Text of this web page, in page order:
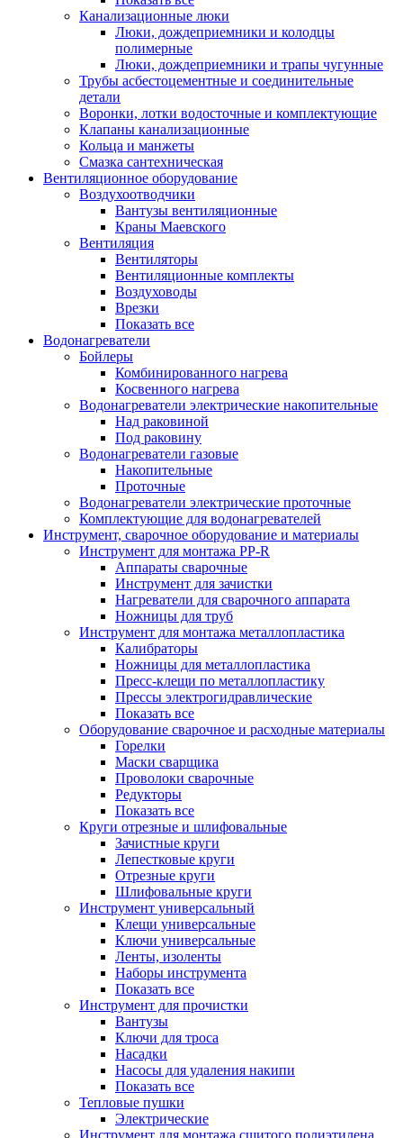
Канализационные люки
Люки, дождеприемники и колодцы
полимерные
Люки, дождеприемники и трапы чугунные
Трубы асбестоцементные и соединительные
детали
Воронки, лотки водосточные и комплектующие
Клапаны канализационные
Кольца и манжеты
Смазка сантехническая
Вентиляционное оборудование
Воздухоотводчики
Вантузы вентиляционные
Краны Маевского
Вентиляция
Вентиляторы
Вентиляционные комплекты
Воздуховоды
Врезки
Показать все
Водонагреватели
Бойлеры
Комбинированного нагрева
Косвенного нагрева
Водонагреватели электрические накопительные
Над раковиной
Под раковину
Водонагреватели газовые
Накопительные
Проточные
Водонагреватели электрические проточные
Комплектующие для водонагревателей
Инструмент, сварочное оборудование и материалы
Инструмент для монтажа PP-R
Аппараты сварочные
Инструмент для зачистки
Нагреватели для сварочного аппарата
Ножницы для труб
Инструмент для монтажа металлопластика
Калибраторы
Ножницы для металлопластика
Пресс-клещи по металлопластику
Прессы электрогидравлические
Показать все
Оборудование сварочное и расходные материалы
Горелки
Маски сварщика
Проволоки сварочные
Редукторы
Показать все
Круги отрезные и шлифовальные
Зачистные круги
Лепестковые круги
Отрезные круги
Шлифовальные круги
Инструмент универсальный
Клещи универсальные
Ключи универсальные
Ленты, изоленты
Наборы инструмента
Показать все
Инструмент для прочистки
Вантузы
Ключи для троса
Насадки
Насосы для удаления накипи
Показать все
Тепловые пушки
Электрические
Инструмент для монтажа сшитого полиэтилена